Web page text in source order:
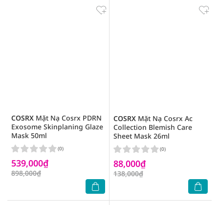
COSRX Mặt Nạ Cosrx PDRN
Exosome Skinplaning Glaze
Mask 50ml
539,000₫
898,000₫
(0)
COSRX Mặt Nạ Cosrx Ac
Collection Blemish Care
Sheet Mask 26ml
88,000₫
138,000₫
(0)